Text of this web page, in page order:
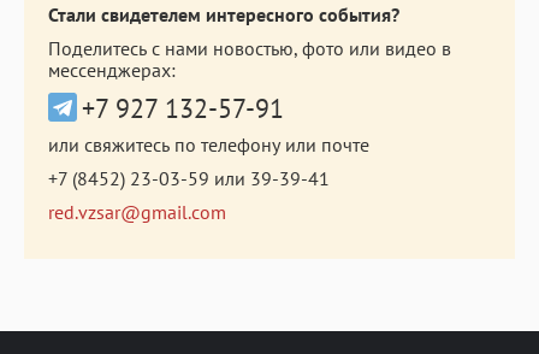
Стали свидетелем интересного события?
Поделитесь с нами новостью, фото или видео в
мессенджерах:
+7 927 132-57-91
или свяжитесь по телефону или почте
+7 (8452) 23-03-59 или 39-39-41
red.vzsar@gmail.com